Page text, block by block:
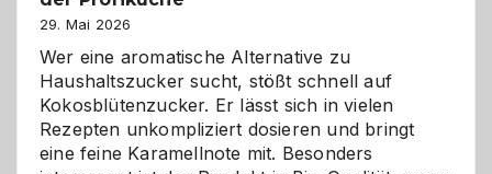
für
Hunde
im
eigenen
Zuhause
29. Mai 2026
Wer eine aromatische Alternative zu
Haushaltszucker sucht, stößt schnell auf
Kokosblütenzucker. Er lässt sich in vielen
Rezepten unkompliziert dosieren und bringt
eine feine Karamellnote mit. Besonders